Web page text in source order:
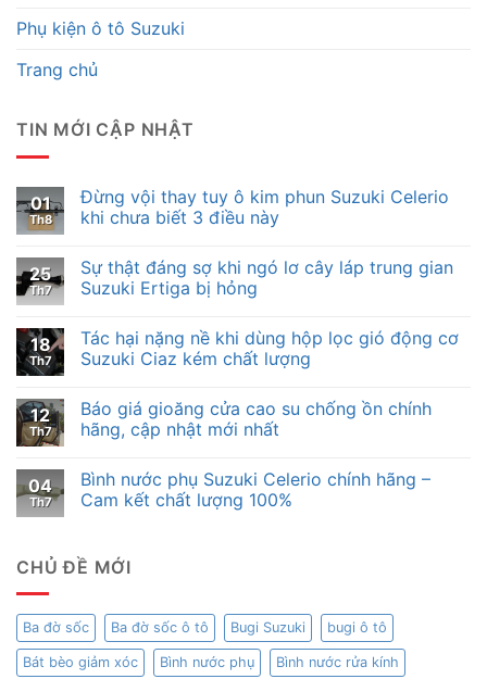
Phụ kiện ô tô Suzuki
Trang chủ
TIN MỚI CẬP NHẬT
01
Th8
Đừng vội thay tuy ô kim phun Suzuki Celerio
khi chưa biết 3 điều này
25
Th7
Sự thật đáng sợ khi ngó lơ cây láp trung gian
Suzuki Ertiga bị hỏng
18
Th7
Tác hại nặng nề khi dùng hộp lọc gió động cơ
Suzuki Ciaz kém chất lượng
12
Th7
Báo giá gioăng cửa cao su chống ồn chính
hãng, cập nhật mới nhất
04
Th7
Bình nước phụ Suzuki Celerio chính hãng –
Cam kết chất lượng 100%
CHỦ ĐỀ MỚI
Ba đờ sốc Ba đờ sốc ô tô Bugi Suzuki bugi ô tô
Bát bèo giảm xóc Bình nước phụ Bình nước rửa kính